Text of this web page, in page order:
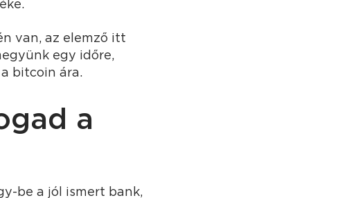
van, az elemző itt
egy időre,
bitcoin ára.
a
be a jól ismert bank,